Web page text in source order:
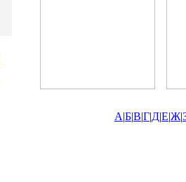
А|Б|В|Г|Д|Е|Ж|